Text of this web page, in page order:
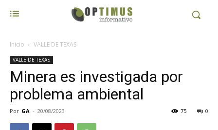
Inicio VALLE DE TEXAS
VALLE DE TEXAS
Minera es investigada por
problema ambiental
Por GA - 20/08/2023 0
75